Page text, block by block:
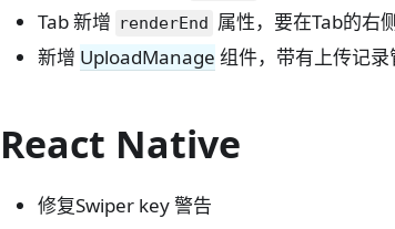
Tab 新增 renderEnd 属性，要在Tab的右
新增 UploadManage 组件，带有上传记
React Native
修复Swiper key 警告